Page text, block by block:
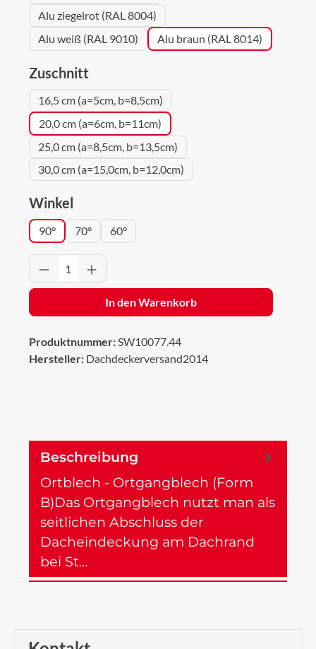
Alu ziegelrot (RAL 8004)
Alu weiß (RAL 9010)
Alu braun (RAL 8014)
Zuschnitt
16,5 cm (a=5cm, b=8,5cm)
20,0 cm (a=6cm, b=11cm)
25,0 cm (a=8,5cm, b=13,5cm)
30,0 cm (a=15,0cm, b=12,0cm)
Winkel
90° 70° 60°
Produkt Anzahl: Gib den gewünschten
In den Warenkorb
Produktnummer:SW10077.44
Hersteller: Dachdeckerversand2014
Beschreibung
Ortblech - Ortgangblech (Form
B)Das Ortgangblech nutzt man als
seitlichen Abschluss der
Dacheindeckung am Dachrand
bei St…